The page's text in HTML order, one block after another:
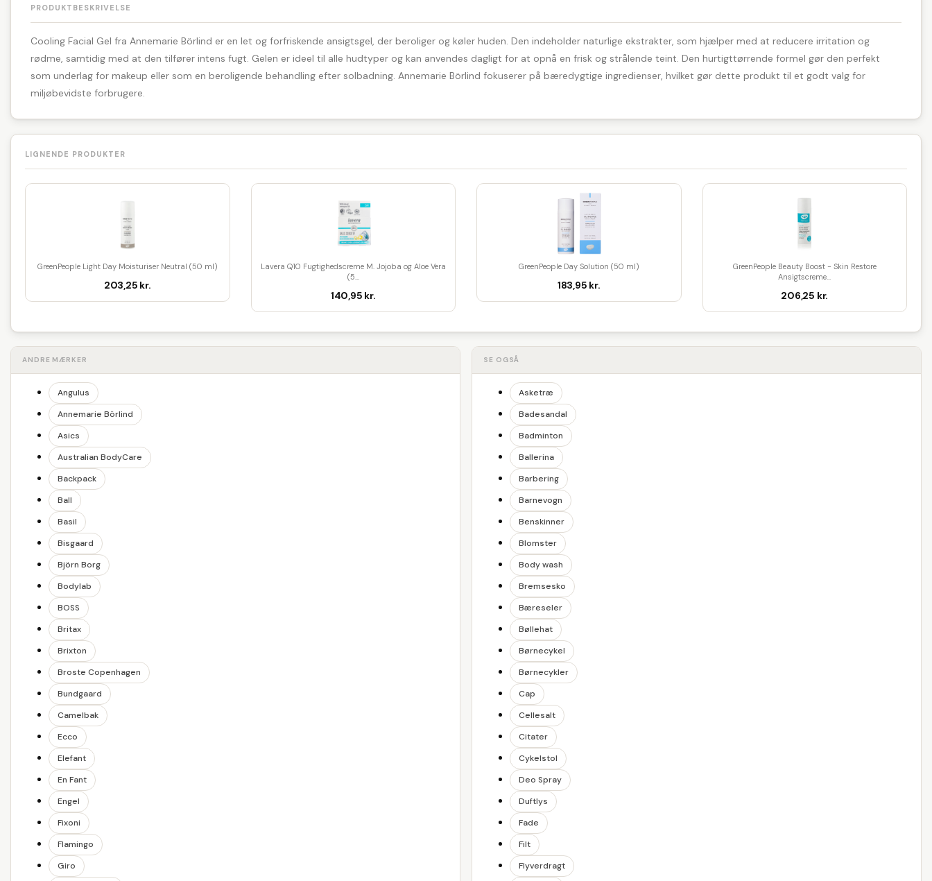
PRODUKTBESKRIVELSE
Cooling Facial Gel fra Annemarie Börlind er en let og forfriskende ansigtsgel, der beroliger og køler huden. Den indeholder naturlige ekstrakter, som hjælper med at reducere irritation og
rødme, samtidig med at den tilfører intens fugt. Gelen er ideel til alle hudtyper og kan anvendes dagligt for at opnå en frisk og strålende teint. Den hurtigttørrende formel gør den perfekt
som underlag for makeup eller som en beroligende behandling efter solbadning. Annemarie Börlind fokuserer på bæredygtige ingredienser, hvilket gør dette produkt til et godt valg for
miljøbevidste forbrugere.
LIGNENDE PRODUKTER
GreenPeople Light Day Moisturiser Neutral (50 ml)
203,25 kr.
Lavera Q10 Fugtighedscreme M. Jojoba og Aloe Vera
(5...
140,95 kr.
GreenPeople Day Solution (50 ml)
183,95 kr.
GreenPeople Beauty Boost - Skin Restore
Ansigtscreme...
206,25 kr.
ANDRE MÆRKER
Angulus
Annemarie Börlind
Asics
Australian BodyCare
Backpack
Ball
Basil
Bisgaard
Björn Borg
Bodylab
BOSS
Britax
Brixton
Broste Copenhagen
Bundgaard
Camelbak
Ecco
Elefant
En Fant
Engel
Fixoni
Flamingo
Giro
SE OGSÅ
Asketræ
Badesandal
Badminton
Ballerina
Barbering
Barnevogn
Benskinner
Blomster
Body wash
Bremsesko
Bæreseler
Bøllehat
Børnecykel
Børnecykler
Cap
Cellesalt
Citater
Cykelstol
Deo Spray
Duftlys
Fade
Filt
Flyverdragt